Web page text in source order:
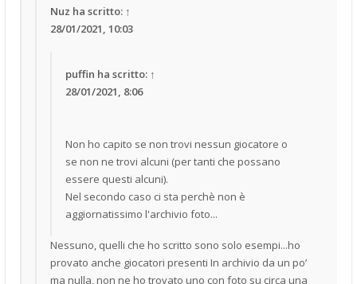
Nuz ha scritto: ↑
28/01/2021, 10:03
puffin ha scritto: ↑
28/01/2021, 8:06
Non ho capito se non trovi nessun giocatore o
se non ne trovi alcuni (per tanti che possano
essere questi alcuni).
Nel secondo caso ci sta perchè non è
aggiornatissimo l'archivio foto...
Nessuno, quelli che ho scritto sono solo esempi...ho
provato anche giocatori presenti In archivio da un po’
ma nulla, non ne ho trovato uno con foto su circa una